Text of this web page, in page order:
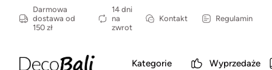
Darmowa
dostawa od
150 zł
14 dni
na
zwrot
Kontakt Regulamin
Kategorie Wyprzedaże